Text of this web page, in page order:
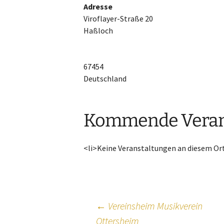
Alle Beiträge
Alte Kameraden (AK)
Adresse
Viroflayer-Straße 20
Haßloch
67454
Deutschland
Kommende
<li>Keine Veranstaltungen an diesem
← Vereinsheim Musikverein
Ottersheim